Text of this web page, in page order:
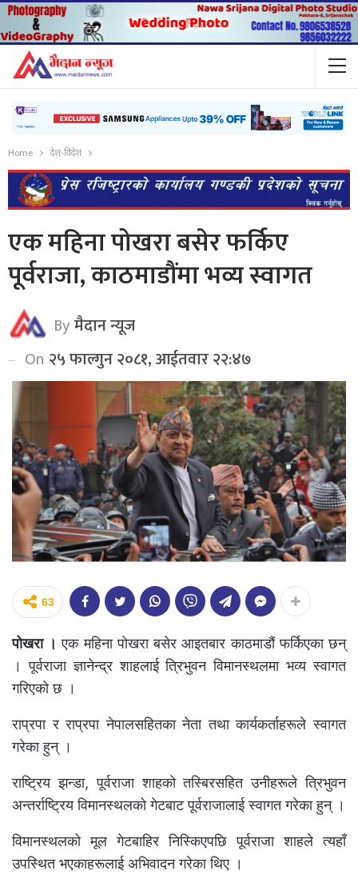
Home देश-विदेश
एक महिना पोखरा बसेर फर्किए
पूर्वराजा, काठमाडौंमा भव्य स्वागत
Byमैदान न्यूज
On २५ फाल्गुन २०८१, आईतवार २२:४७
63
पोखरा । एक महिना पोखरा बसेर आइतबार काठमाडौं फर्किएका छन्
। पूर्वराजा ज्ञानेन्द्र शाहलाई त्रिभुवन विमानस्थलमा भव्य स्वागत
गरिएको छ ।
राप्रपा र राप्रपा नेपालसहितका नेता तथा कार्यकर्ताहरूले स्वागत
गरेका हुन् ।
राष्ट्रिय झन्डा, पूर्वराजा शाहको तस्बिरसहित उनीहरूले त्रिभुवन
अन्तर्राष्ट्रिय विमानस्थलको गेटबाट पूर्वराजालाई स्वागत गरेका हुन् ।
विमानस्थलको मूल गेटबाहिर निस्किएपछि पूर्वराजा शाहले ‍त्यहाँ
उपस्थित भएकाहरूलाई अभिवादन गरेका थिए ।